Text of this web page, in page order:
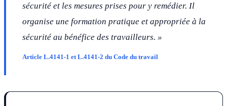
sécurité et les mesures prises pour y remédier. Il
organise une formation pratique et appropriée à la
sécurité au bénéfice des travailleurs. »
Article L.4141-1 et L.4141-2 du Code du travail